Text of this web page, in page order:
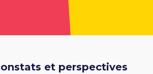
et perspectives